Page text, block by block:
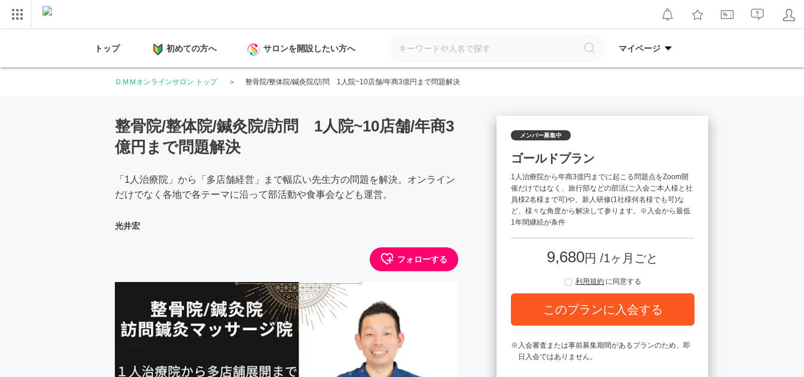
トップ 初めての方へ サロンを開設したい方へ マイページ
ＤＭＭオンラインサロン トップ 整骨院/整体院/鍼灸院/訪問 1人院~10店舗/年商3億円まで問題解決
整骨院/整体院/鍼灸院/訪問 1人院~10店舗/年商3
億円まで問題解決
「1人治療院」から「多店舗経営」まで幅広い先生方の問題を解決。オンライン
だけでなく各地で各テーマに沿って部活動や食事会なども運営。
光井宏
フォローする
メンバー募集中
ゴールドプラン
1人治療院から年商3億円までに起こる問題点をZoom開
催だけではなく、旅行部などの部活(ご入会ご本人様と社
員様2名様まで可)や、新人研修(1社様何名様でも可)な
ど、様々な角度から解決して参ります。※入会から最低
1年間継続が条件
9,680円 /1ヶ月ごと
利用規約 に同意する
このプランに入会する
入会審査または事前募集期間があるプランのため、即
日入会ではありません。